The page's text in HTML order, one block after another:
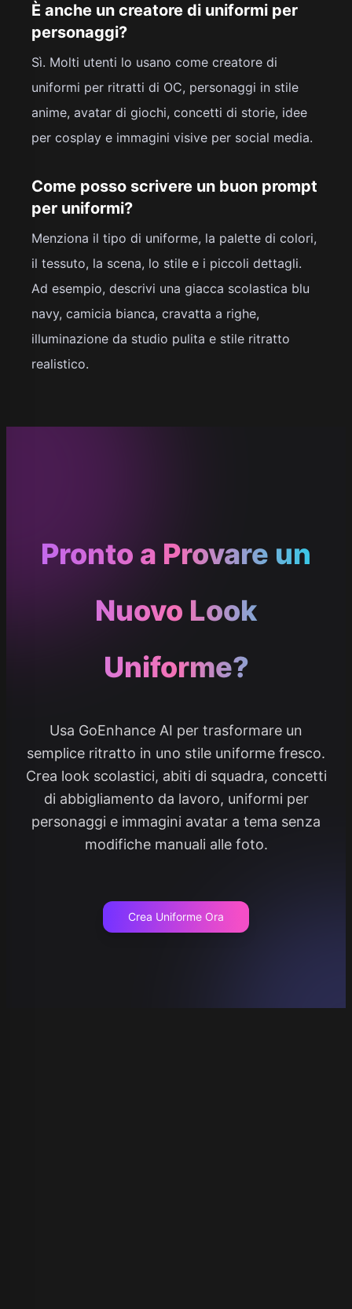
È anche un creatore di uniformi per
personaggi?
Sì. Molti utenti lo usano come creatore di
uniformi per ritratti di OC, personaggi in stile
anime, avatar di giochi, concetti di storie, idee
per cosplay e immagini visive per social media.
Come posso scrivere un buon prompt
per uniformi?
Menziona il tipo di uniforme, la palette di colori,
il tessuto, la scena, lo stile e i piccoli dettagli.
Ad esempio, descrivi una giacca scolastica blu
navy, camicia bianca, cravatta a righe,
illuminazione da studio pulita e stile ritratto
realistico.
Pronto a Provare un
Nuovo Look
Uniforme?
Usa GoEnhance AI per trasformare un
semplice ritratto in uno stile uniforme fresco.
Crea look scolastici, abiti di squadra, concetti
di abbigliamento da lavoro, uniformi per
personaggi e immagini avatar a tema senza
modifiche manuali alle foto.
Crea Uniforme Ora